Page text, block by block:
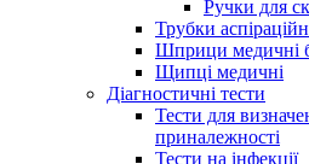
Ручки для
Трубки
Шприци медичні
Щипці медичні
Діагностичні тести
Тести для
приналежності
Тести на інфекції